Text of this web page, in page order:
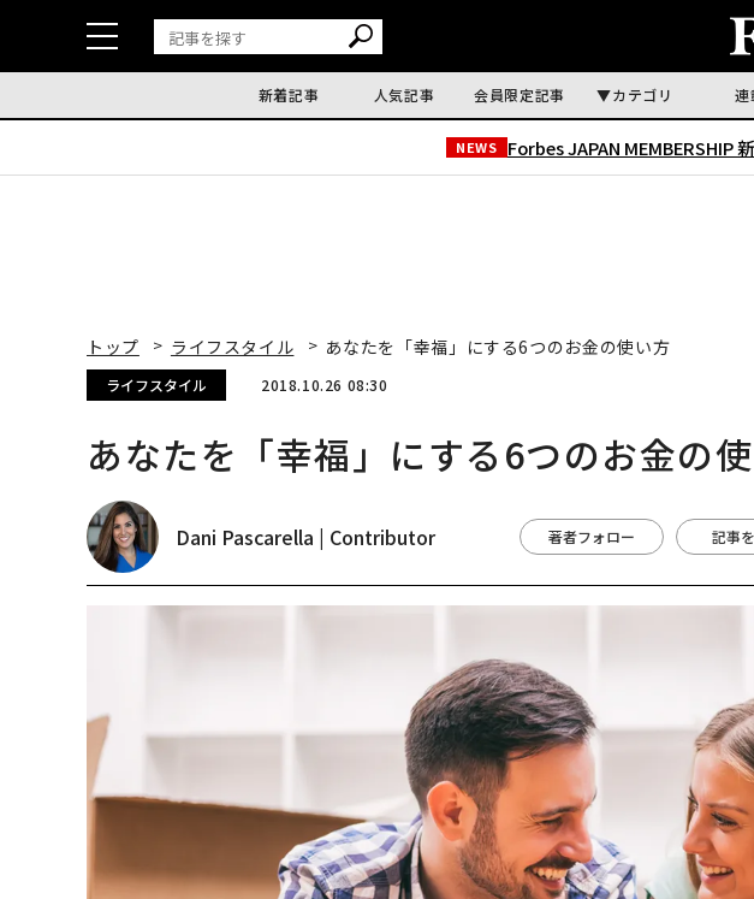
新着記事 人気記事 会員限定記事 カテゴリ 連
NEWS Forbes JAPAN MEMBERSHIP
トップ ライフスタイル あなたを「幸福」にする6つのお金の使い方
ライフスタイル 2018.10.26 08:30
あなたを「幸福」にする6つのお金の
Dani Pascarella | Contributor 著者フォロー 記事